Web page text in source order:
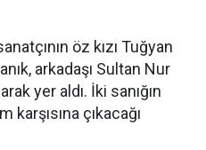
öz kızı Tuğyan
arkadaşı Sultan Nur
yer aldı. İki sanığın
çıkacağı